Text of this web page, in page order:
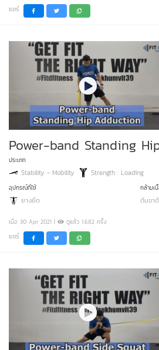
แชร์
Power-band Standing
ประเภท
Stability - Mobility Strength : Loading
อุปกรณ์ที่ใช้
ยางยืด
กล้ามเ
ต้นขา
เมื่อ 30 Apr 2021 | ดูแล้ว 1,682 ครั้ง
แชร์